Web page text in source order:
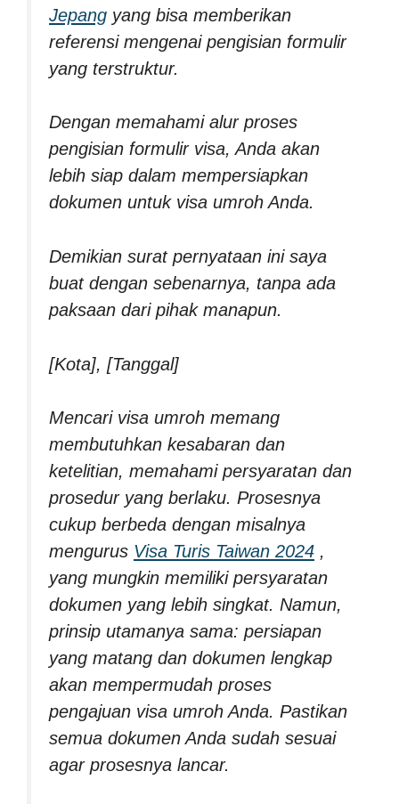
Jepang yang bisa memberikan
referensi mengenai pengisian formulir
yang terstruktur.
Dengan memahami alur proses
pengisian formulir visa, Anda akan
lebih siap dalam mempersiapkan
dokumen untuk visa umroh Anda.
Demikian surat pernyataan ini saya
buat dengan sebenarnya, tanpa ada
paksaan dari pihak manapun.
[Kota], [Tanggal]
Mencari visa umroh memang
membutuhkan kesabaran dan
ketelitian, memahami persyaratan dan
prosedur yang berlaku. Prosesnya
cukup berbeda dengan misalnya
mengurus Visa Turis Taiwan 2024 ,
yang mungkin memiliki persyaratan
dokumen yang lebih singkat. Namun,
prinsip utamanya sama: persiapan
yang matang dan dokumen lengkap
akan mempermudah proses
pengajuan visa umroh Anda. Pastikan
semua dokumen Anda sudah sesuai
agar prosesnya lancar.